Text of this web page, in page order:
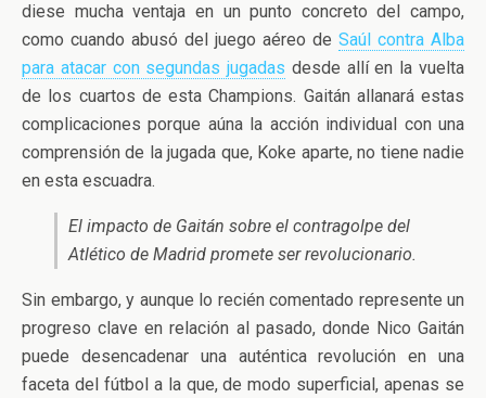
diese mucha ventaja en un punto concreto del campo,
como cuando abusó del juego aéreo de Saúl contra Alba
para atacar con segundas jugadas desde allí en la vuelta
de los cuartos de esta Champions. Gaitán allanará estas
complicaciones porque aúna la acción individual con una
comprensión de la jugada que, Koke aparte, no tiene nadie
en esta escuadra.
El impacto de Gaitán sobre el contragolpe del
Atlético de Madrid promete ser revolucionario.
Sin embargo, y aunque lo recién comentado represente un
progreso clave en relación al pasado, donde Nico Gaitán
puede desencadenar una auténtica revolución en una
faceta del fútbol a la que, de modo superficial, apenas se